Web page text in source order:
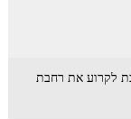
לקרוע את רחבת